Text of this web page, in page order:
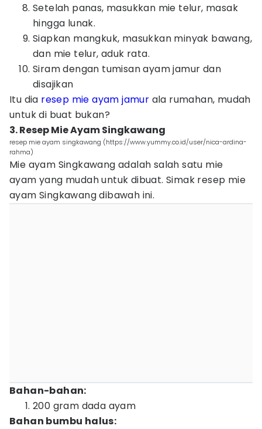
Setelah panas, masukkan mie telur, masak
hingga lunak.
Siapkan mangkuk, masukkan minyak bawang,
dan mie telur, aduk rata.
Siram dengan tumisan ayam jamur dan
disajikan
Itu dia resep mie ayam jamur ala rumahan, mudah
untuk di buat bukan?
3. Resep Mie Ayam Singkawang
resep mie ayam singkawang (https://www.yummy.co.id/user/nica-ardina-
rahma)
Mie ayam Singkawang adalah salah satu mie
ayam yang mudah untuk dibuat. Simak resep mie
ayam Singkawang dibawah ini.
Bahan-bahan:
200 gram dada ayam
Bahan bumbu halus: